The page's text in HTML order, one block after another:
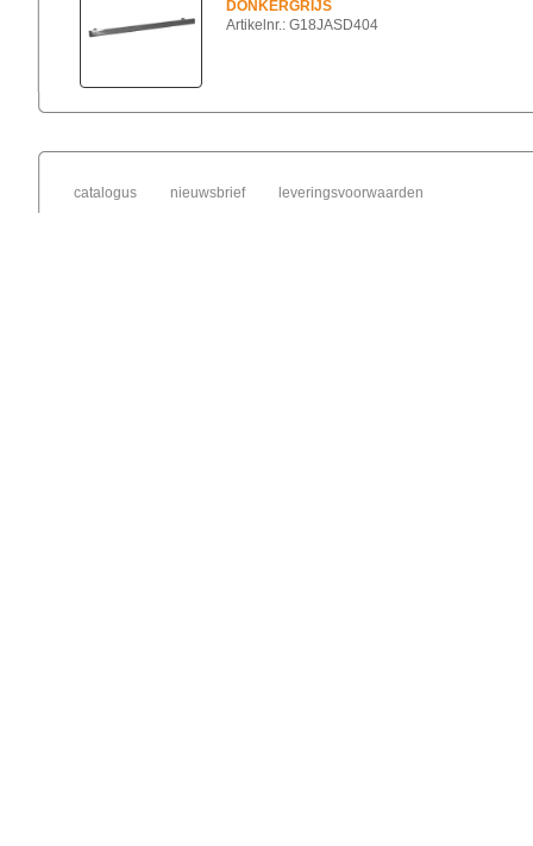
DONKERGRIJS
Artikelnr.: G18JASD404
catalogus nieuwsbrief leveringsvoorwaarden